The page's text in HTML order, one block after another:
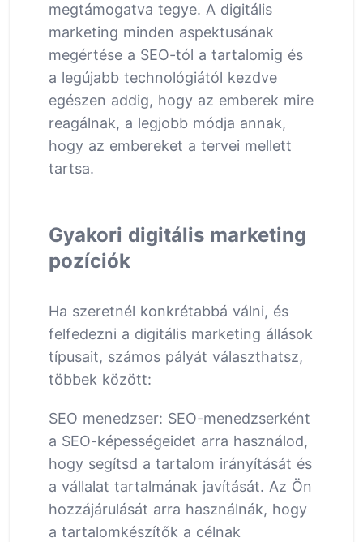
megtámogatva tegye. A digitális
marketing minden aspektusának
megértése a SEO-tól a tartalomig és
a legújabb technológiától kezdve
egészen addig, hogy az emberek mire
reagálnak, a legjobb módja annak,
hogy az embereket a tervei mellett
tartsa.
Gyakori digitális marketing
pozíciók
Ha szeretnél konkrétabbá válni, és
felfedezni a digitális marketing állások
típusait, számos pályát választhatsz,
többek között:
SEO menedzser: SEO-menedzserként
a SEO-képességeidet arra használod,
hogy segítsd a tartalom irányítását és
a vállalat tartalmának javítását. Az Ön
hozzájárulását arra használnák, hogy
a tartalomkészítők a célnak